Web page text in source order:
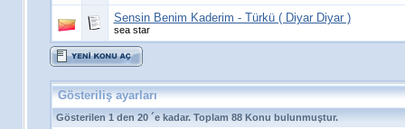
Sensin Benim Kaderim - Türkü ( Diyar Diyar )
sea star
Gösteriliş ayarları
Gösterilen 1 den 20 ´e kadar. Toplam 88 Konu bulunmuştur.